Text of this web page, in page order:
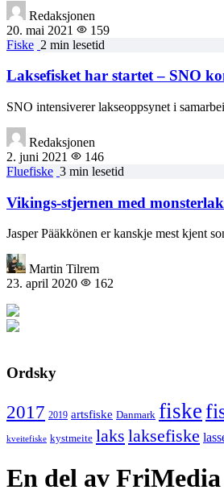
Redaksjonen
20. mai 2021
159
Fiske 2 min lesetid
Laksefisket har startet – SNO
SNO intensiverer lakseoppsynet i
Redaksjonen
2. juni 2021
146
Fluefiske 3 min lesetid
Vikings-stjernen med
Jasper Pääkkönen er kanskje mest kjent
Martin Tilrem
23. april 2020
162
Ordsky
2017 2019 artsfiske Danmark fiske
kveitefiske kystmeite laks laksefiske
En del av FriMedia